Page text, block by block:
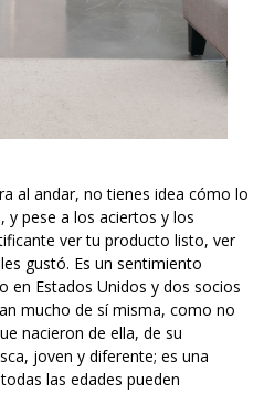
al andar, no tienes idea cómo lo
y pese a los aciertos y los
ver tu producto listo, ver
gustó. Es un sentimiento
en Estados Unidos y dos socios
mucho de sí misma, como no
nacieron de ella, de su
joven y diferente; es una
las edades pueden